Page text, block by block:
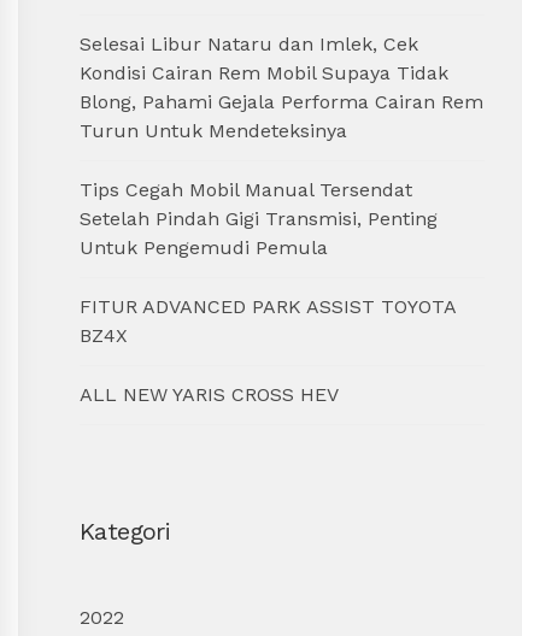
Selesai Libur Nataru dan Imlek, Cek
Kondisi Cairan Rem Mobil Supaya Tidak
Blong, Pahami Gejala Performa Cairan Rem
Turun Untuk Mendeteksinya
Tips Cegah Mobil Manual Tersendat
Setelah Pindah Gigi Transmisi, Penting
Untuk Pengemudi Pemula
FITUR ADVANCED PARK ASSIST TOYOTA
BZ4X
ALL NEW YARIS CROSS HEV
Kategori
2022